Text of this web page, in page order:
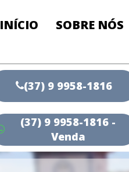
INÍCIO SOBRE NÓS
(37) 9 9958-1816
(37) 9 9958-1816 -
Venda